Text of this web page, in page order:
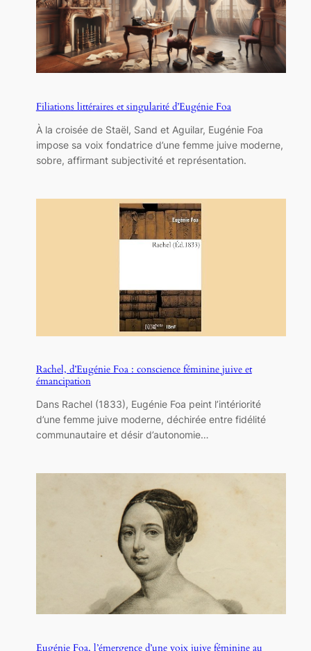
Filiations littéraires et singularité d’Eugénie Foa
À la croisée de Staël, Sand et Aguilar, Eugénie Foa
impose sa voix fondatrice d’une femme juive moderne,
sobre, affirmant subjectivité et représentation.
Rachel, d’Eugénie Foa : conscience féminine juive et
émancipation
Dans Rachel (1833), Eugénie Foa peint l’intériorité
d’une femme juive moderne, déchirée entre fidélité
communautaire et désir d’autonomie…
Eugénie Foa, l’émergence d’une voix juive féminine au